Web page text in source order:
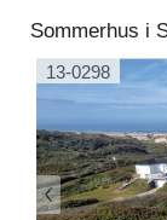
Sommerhus i
13-0298